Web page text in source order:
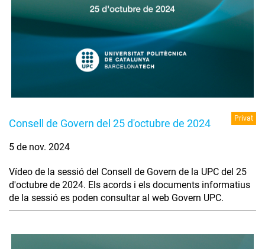
Consell de Govern del 25 d'octubre de 2024 Privat
5 de nov. 2024
Vídeo de la sessió del Consell de Govern de la UPC del 25
d'octubre de 2024. Els acords i els documents informatius
de la sessió es poden consultar al web Govern UPC.